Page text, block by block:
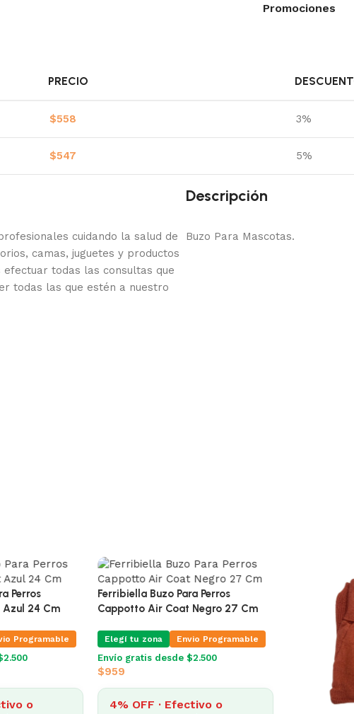
Promociones
PRECIO
$558 3%
$547 5%
cuidando la salud de
camas, juguetes y productos
efectuar todas las consultas que
todas las que estén a nuestro
Descripción
Buzo Para Mascotas.
Cuadros
Programable
o
Ferribiella Buzo Para Perros
Cappotto Air Coat Azul 24 Cm
Elegí tu zona Envio Programable
Envío gratis desde $2.500
$1.000
4% OFF · Efectivo o
Ferribiella
Cappotto
Elegí tu zona
Envío gratis
4% OFF